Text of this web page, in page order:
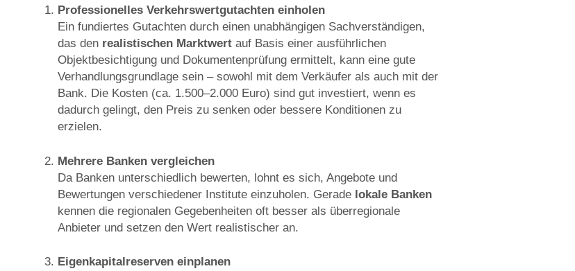
Professionelles Verkehrswertgutachten einholen
Ein fundiertes Gutachten durch einen unabhängigen Sachverständigen,
das den realistischen Marktwertauf Basis einer ausführlichen
Objektbesichtigung und Dokumentenprüfung ermittelt, kann eine gute
Verhandlungsgrundlage sein – sowohl mit dem Verkäufer als auch mit der
Bank. Die Kosten (ca. 1.500–2.000 Euro) sind gut investiert, wenn es
dadurch gelingt, den Preis zu senken oder bessere Konditionen zu
erzielen.
Mehrere Banken vergleichen
Da Banken unterschiedlich bewerten, lohnt es sich, Angebote und
Bewertungen verschiedener Institute einzuholen. Gerade lokale Banken
kennen die regionalen Gegebenheiten oft besser als überregionale
Anbieter und setzen den Wert realistischer an.
Eigenkapitalreserven einplanen